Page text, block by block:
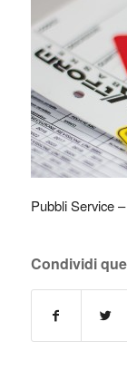
Pubbli Service
Condividi